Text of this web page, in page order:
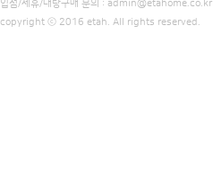
입점/제휴/대량구매 문의 : admin@etahome.co.kr
copyright ⓒ 2016 etah. All rights reserved.